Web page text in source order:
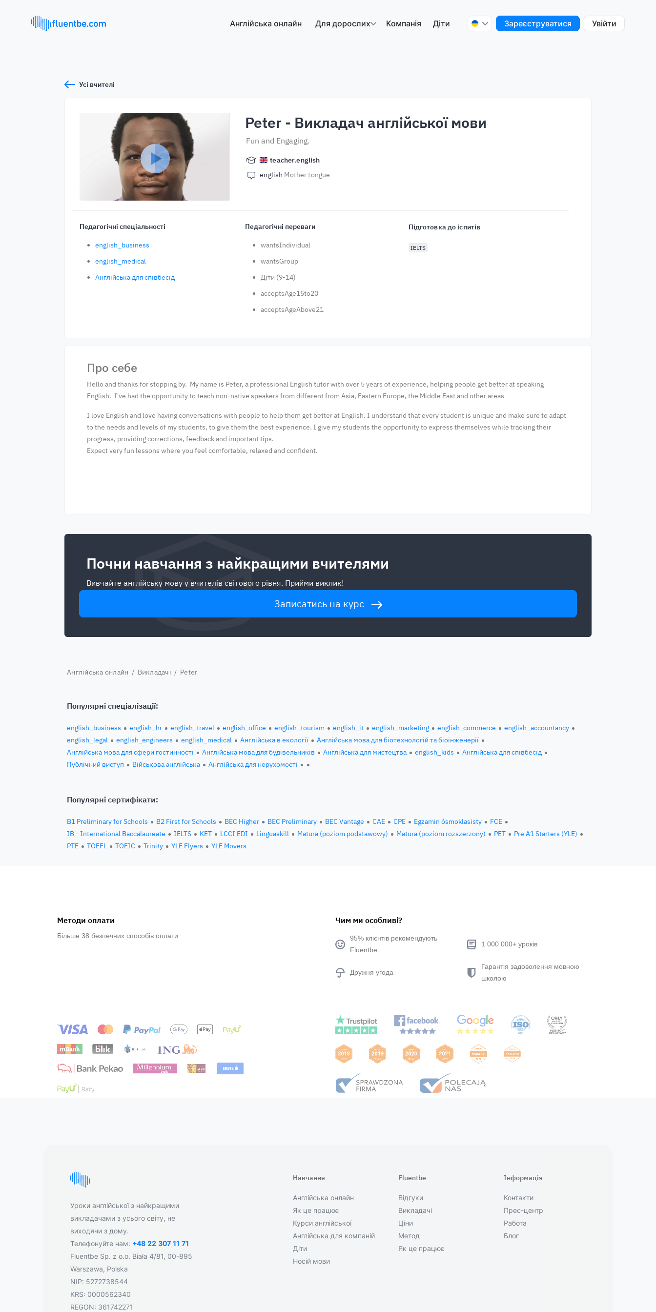
Англійська онлайн Для дорослих Компанія Діти Зареєструватися Увійти
Усі вчителі
Peter - Викладач англійської мови
Fun and Engaging.
teacher.english
english Mother tongue
Педагогічні спеціальності
english_business
english_medical
Англійська для співбесід
Педагогічні переваги
wantsIndividual
wantsGroup
Діти (9-14)
acceptsAge15to20
acceptsAgeAbove21
Підготовка до іспитів
IELTS
Про себе
Hello and thanks for stopping by. My name is Peter, a professional English tutor with over 5 years of experience, helping people get better at speaking
English. I've had the opportunity to teach non-native speakers from different from Asia, Eastern Europe, the Middle East and other areas
I love English and love having conversations with people to help them get better at English. I understand that every student is unique and make sure to adapt
to the needs and levels of my students, to give them the best experience. I give my students the opportunity to express themselves while tracking their
progress, providing corrections, feedback and important tips.
Expect very fun lessons where you feel comfortable, relaxed and confident.
Почни навчання з найкращими вчителями
Вивчайте англійську мову у вчителів світового рівня. Прийми виклик!
Записатись на курс
Англійська онлайн / Викладачі / Peter
Популярні спеціалізації:
english_business english_hr english_travel english_office english_tourism english_it english_marketing english_commerce
english_accountancy
english_legal
english_engineers english_medical Англійська в екології
Англійська мова для біотехнологій та біоінженерії
Англійська мова для сфери гостинності
Англійська мова для будівельників Англійська для мистецтва english_kids
Англійська для співбесід
Публічний виступ
Військова англійська Англійська для нерухомості
Популярні сертифікати:
B1 Preliminary for Schools B2 First for Schools BEC Higher BEC Preliminary BEC Vantage CAE CPE Egzamin ósmoklasisty
FCE
IB - International Baccalaureate
IELTS KET LCCI EDI Linguaskill Matura (poziom podstawowy) Matura (poziom rozszerzony) PET
Pre A1 Starters (YLE)
PTE
TOEFL TOEIC Trinity YLE Flyers YLE Movers
Методи оплати
Більше 38 безпечних способів оплати
Чим ми особливі?
95% клієнтів рекомендують
Fluentbe
1 000 000+ уроків
Дружня угода
Гарантія задоволення мовною
школою
Уроки англійської з найкращими
викладачами з усього світу, не
виходячи з дому.
Телефонуйте нам: +48 22 307 11 71
Fluentbe Sp. z o.o. Biała 4/81, 00-895
Warszawa, Polska
NIP: 5272738544
KRS: 0000562340
REGON: 361742271
Навчання
Англійська онлайн
Як це працює
Курси англійської
Англійська для компаній
Діти
Носій мови
Fluentbe
Відгуки
Викладачі
Ціни
Метод
Як це працює
Інформація
Контакти
Прес-центр
Работа
Блог